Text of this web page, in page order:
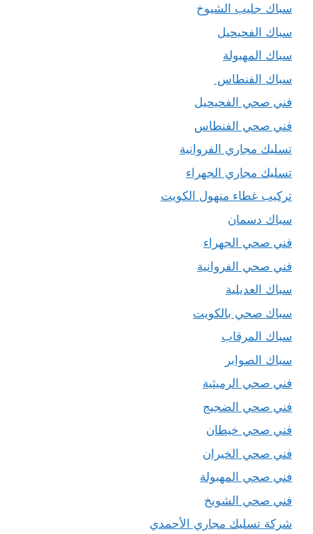
سباك جليب الشيوخ
سباك الفحيحيل
سباك المهبولة
سباك الفنطاس
فني صحي الفحيحيل
فني صحي الفنطاس
تسليك مجاري الفروانية
تسليك مجاري الجهراء
تركيب غطاء منهول الكويت
سباك دسمان
فني صحي الجهراء
فني صحي الفروانية
سباك العديلية
سباك صحي بالكويت
سباك المرقاب
سباك الصوابر
فني صحي الرميثية
فني صحي الضجيج
فني صحي خيطان
فني صحي الخيران
فني صحي المهبولة
فني صحي الشويخ
شركة تسليك مجاري الأحمدي